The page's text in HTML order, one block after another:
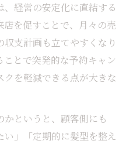
経営の安定化に直結する
を促すことで、月々の売
収支計画も立てやすくなり
とで突発的な予約キャン
を軽減できる点が大きな
というと、顧客側にも
い」「定期的に髪型を整え